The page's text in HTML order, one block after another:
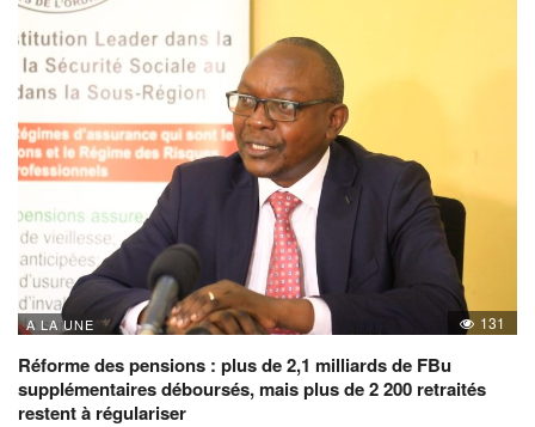
A LA UNE 131
Réforme des pensions : plus de 2,1 milliards de FBu
supplémentaires déboursés, mais plus de 2 200 retraités
restent à régulariser